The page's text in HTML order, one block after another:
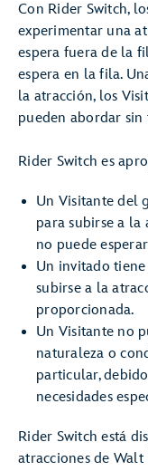
Con Rider Switch,
experimentar una
espera fuera de la
espera en la fila.
la atracción, los
pueden abordar
Rider Switch es
Un Visitante del
para subirse a la
no puede
Un invitado
subirse a la
proporcionada.
Un Visitante no
naturaleza o
particular,
necesidades
Rider Switch está
atracciones de